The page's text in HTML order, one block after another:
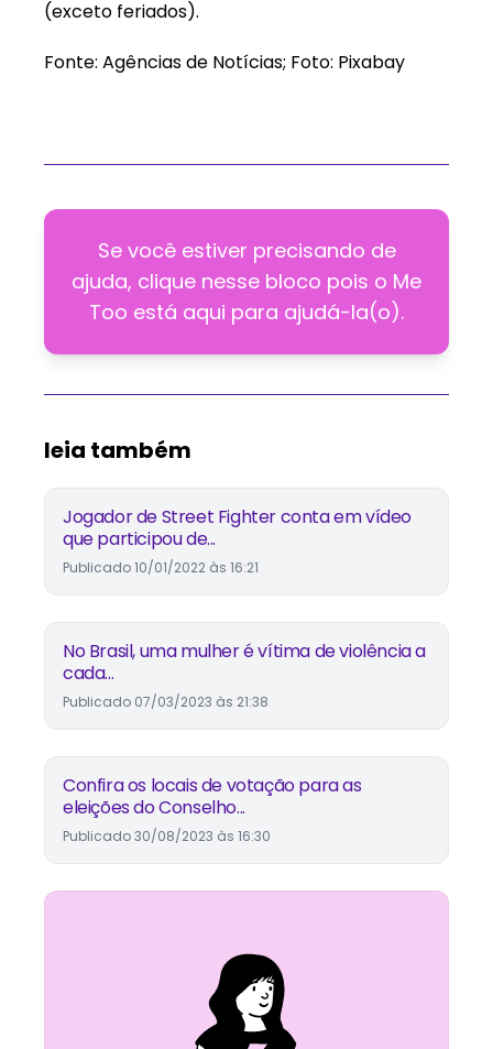
(exceto feriados).
Fonte: Agências de Notícias; Foto: Pixabay
Se você estiver precisando de
ajuda, clique nesse bloco pois o Me
Too está aqui para ajudá-la(o).
leia também
Jogador de Street Fighter conta em vídeo
que participou de...
Publicado10/01/2022 às 16:21
No Brasil, uma mulher é vítima de violência a
cada...
Publicado 07/03/2023 às 21:38
Confira os locais de votação para as
eleições do Conselho...
Publicado30/08/2023 às 16:30